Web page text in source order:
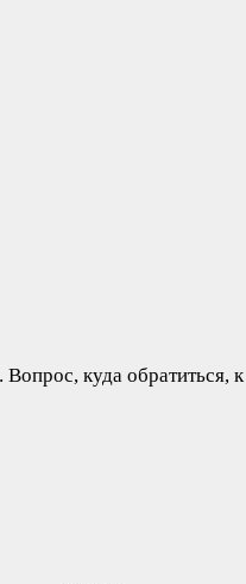
куда обратиться,